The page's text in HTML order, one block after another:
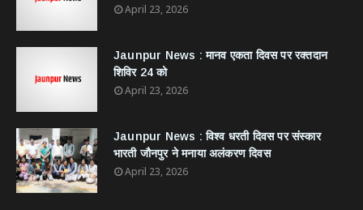
April 23, 2026
Jaunpur News : ​मानव एकता दिवस पर रक्तदान
शिविर 24 को
April 23, 2026
Jaunpur News : विश्व धरती दिवस पर संस्कार
भारती जौनपुर ने मनाया अलंकरण दिवस
April 23, 2026